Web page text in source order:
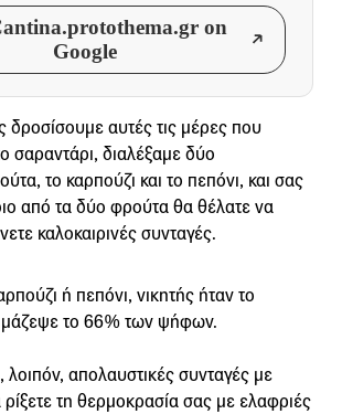
on
Google
δροσίσουμε αυτές τις μέρες που
σαραντάρι, διαλέξαμε δύο
το καρπούζι και το πεπόνι, και σας
από τα δύο φρούτα θα θέλατε να
καλοκαιρινές συνταγές.
ή πεπόνι, νικητής ήταν το
το 66% των ψήφων.
απολαυστικές συνταγές με
ρίξετε τη θερμοκρασία σας με ελαφριές